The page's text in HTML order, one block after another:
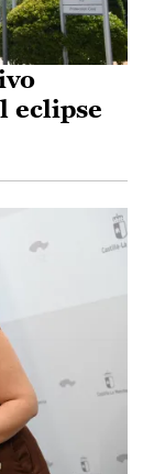
eclipse